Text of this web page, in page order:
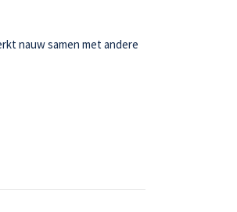
nauw samen met andere